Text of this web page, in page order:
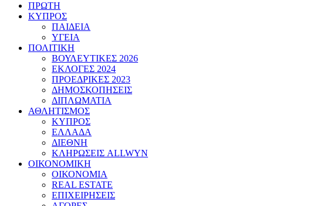
ΠΡΩΤΗ
ΚΥΠΡΟΣ
ΠΑΙΔΕΙΑ
ΥΓΕΙΑ
ΠΟΛΙΤΙΚΗ
ΒΟΥΛΕΥΤΙΚΕΣ 2026
ΕΚΛΟΓΕΣ 2024
ΠΡΟΕΔΡΙΚΕΣ 2023
ΔΗΜΟΣΚΟΠΗΣΕΙΣ
ΔΙΠΛΩΜΑΤΙΑ
ΑΘΛΗΤΙΣΜΟΣ
ΚΥΠΡΟΣ
ΕΛΛΑΔΑ
ΔΙΕΘΝΗ
ΚΛΗΡΩΣΕΙΣ ALLWYN
ΟΙΚΟΝΟΜΙΚΗ
ΟΙΚΟΝΟΜΙΑ
REAL ESTATE
ΕΠΙΧΕΙΡΗΣΕΙΣ